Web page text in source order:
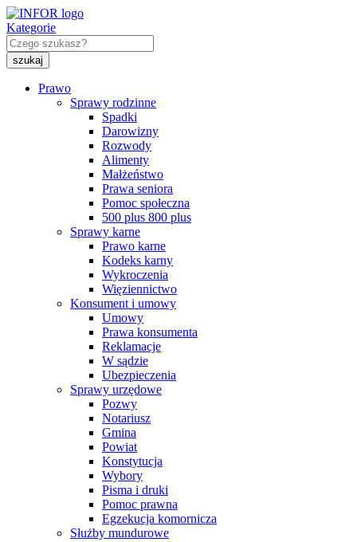
Kategorie
Prawo
Sprawy rodzinne
Spadki
Darowizny
Rozwody
Alimenty
Małżeństwo
Prawa seniora
Pomoc społeczna
500 plus 800 plus
Sprawy karne
Prawo karne
Kodeks karny
Wykroczenia
Więziennictwo
Konsument i umowy
Umowy
Prawa konsumenta
Reklamacje
W sądzie
Ubezpieczenia
Sprawy urzędowe
Pozwy
Notariusz
Gmina
Powiat
Konstytucja
Wybory
Pisma i druki
Pomoc prawna
Egzekucja komornicza
Służby mundurowe